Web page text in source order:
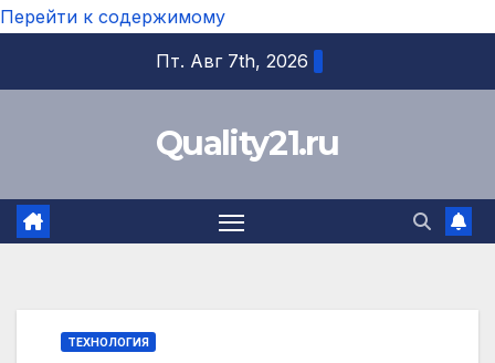
Перейти к содержимому
Пт. Авг 7th, 2026
Quality21.ru
ТЕХНОЛОГИЯ